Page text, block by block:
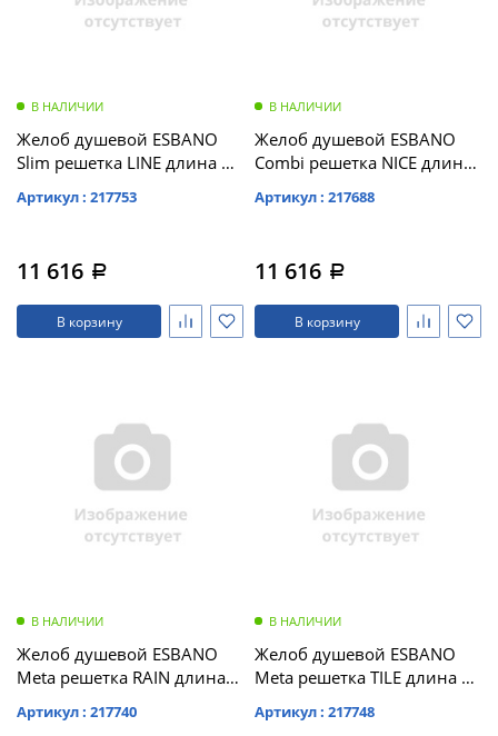
В НАЛИЧИИ
Желоб душевой ESBANO
Slim решетка LINE длина 70
70MC)
Артикул : 217753
11 616 a
В корзину
В НАЛИЧИИ
Желоб душевой ESBANO
Combi решетка NICE длина
NICE-70MC)
Артикул : 217688
11 616 a
В корзину
В НАЛИЧИИ
Желоб душевой ESBANO
Meta решетка RAIN длина
RAIN-80MB)
Артикул : 217740
В НАЛИЧИИ
Желоб душевой ESBANO
Meta решетка TILE длина 80
TILE-80MB)
Артикул : 217748